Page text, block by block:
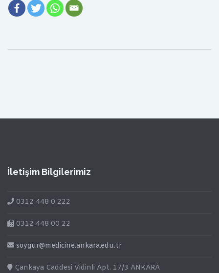
İletişim Bilgilerimiz
0312 448 0 222
0312 448 00 22
soygur@medicine.ankara.edu.tr
Çankaya Caddesi Vidinli Apt. 17/3 ANKARA